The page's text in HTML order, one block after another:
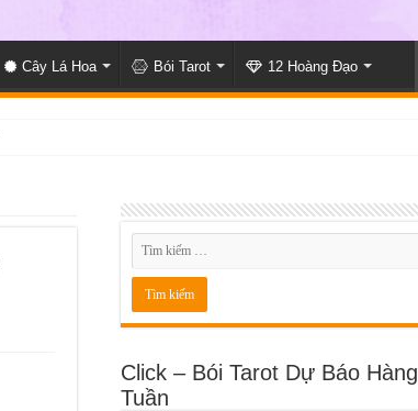
Cây Lá Hoa Bói Tarot 12 Hoàng Đạo
Click – Bói Tarot Dự Báo Hàng
Tuần